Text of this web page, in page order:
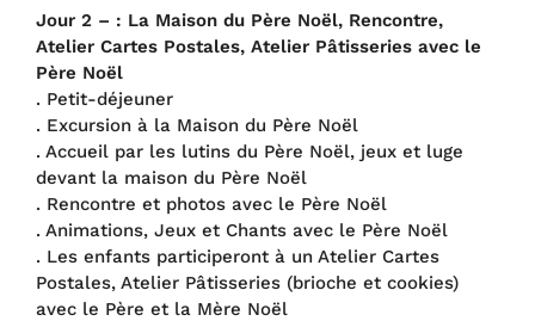
Jour 2 – : La Maison du Père Noël, Rencontre,
Atelier Cartes Postales, Atelier Pâtisseries avec le
Père Noël
. Petit-déjeuner
. Excursion à la Maison du Père Noël
. Accueil par les lutins du Père Noël, jeux et luge
devant la maison du Père Noël
. Rencontre et photos avec le Père Noël
. Animations, Jeux et Chants avec le Père Noël
. Les enfants participeront à un Atelier Cartes
Postales, Atelier Pâtisseries (brioche et cookies)
avec le Père et la Mère Noël